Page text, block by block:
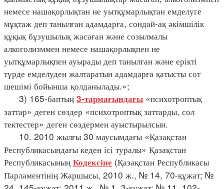
немесе нашақорлықтан не уытқұмарлықтан емделуге
мұқтаж деп танылған адамдарға, сондай-ақ әкімшілік
құқық бұзушылық жасаған және созылмалы
алкоголизммен немесе нашақорлықпен не
уытқұмарлықпен ауырады деп танылған және ерікті
түрде емделуден жалтаратын адамдарға қатысты сот
шешімі бойынша қолданылады.»;
3) 165-баптың 3-тармағындағы «психотроптық
заттар» деген сөздер «психотроптық заттарды, сол
тектестер» деген сөздермен ауыстырылсын.
10. 2010 жылғы 30 маусымдағы «Қазақстан
Республикасындағы кеден ісі туралы» Қазақстан
Республикасының Кодексіне (Қазақстан Республикасы
Парламентінің Жаршысы, 2010 ж., № 14, 70-құжат; №